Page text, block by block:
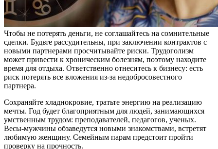
Чтобы не потерять деньги, не соглашайтесь на сомнительные
сделки. Будьте рассудительны, при заключении контрактов с
новыми партнерами просчитывайте риски. Трудоголизм
может привести к хроническим болезням, поэтому находите
время для отдыха. Ответственно отнеситесь к бизнесу: есть
риск потерять все вложения из-за недобросовестного
партнера.
Сохраняйте хладнокровие, тратьте энергию на реализацию
мечты. Год будет благоприятным для людей, занимающихся
умственным трудом: преподавателей, педагогов, ученых.
Весы-мужчины обзаведутся новыми знакомствами, встретят
любимую женщину. Семейным парам предстоит пройти
проверку на прочность.